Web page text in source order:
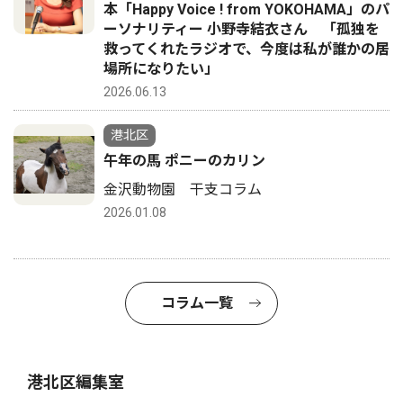
本「Happy Voice ! from YOKOHAMA」のパ
ーソナリティー 小野寺結衣さん 「孤独を
救ってくれたラジオで、今度は私が誰かの居
場所になりたい」
2026.06.13
港北区
午年の馬 ポニーのカリン
金沢動物園 干支コラム
2026.01.08
コラム一覧
港北区編集室